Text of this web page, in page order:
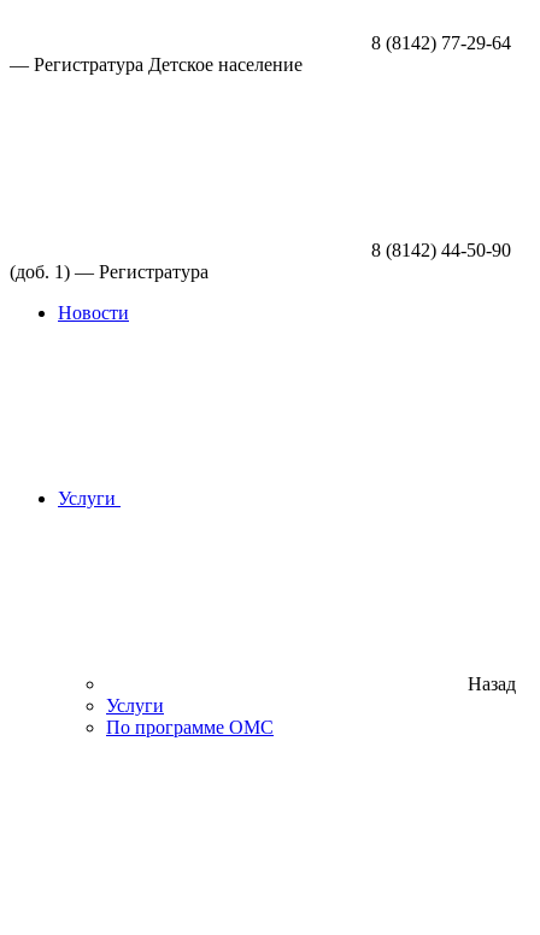
8 (8142) 77-29-64
— Регистратура Детское население
8 (8142) 44-50-90
(доб. 1) — Регистратура
Новости
Услуги
Назад
Услуги
По программе ОМС